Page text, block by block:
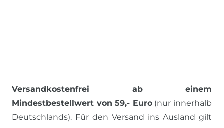
Versandkostenfrei ab einem
Mindestbestellwert von 59,- Euro(nur innerhalb
Deutschlands). Für den Versand ins Ausland gilt